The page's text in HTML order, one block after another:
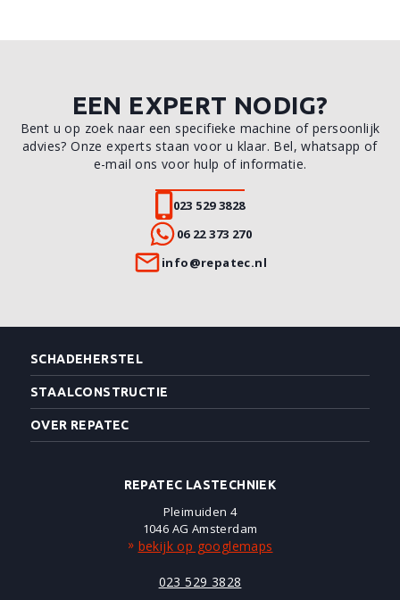
EEN EXPERT NODIG?
Bent u op zoek naar een specifieke machine of persoonlijk
advies? Onze experts staan voor u klaar. Bel, whatsapp of
e-mail ons voor hulp of informatie.
023 529 3828
06 22 373 270
info@repatec.nl
SCHADEHERSTEL
STAALCONSTRUCTIE
OVER REPATEC
REPATEC LASTECHNIEK
Pleimuiden 4
1046 AG Amsterdam
bekijk op googlemaps
023 529 3828